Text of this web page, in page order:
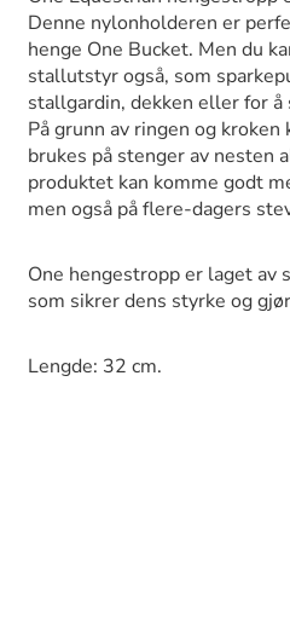
Denne nylonholderen er
henge One Bucket. Men du
stallutstyr også, som
stallgardin, dekken eller for
På grunn av ringen og kroken
brukes på stenger av nesten
produktet kan komme godt
men også på flere-dagers
One hengestropp er laget av
som sikrer dens styrke og
Lengde: 32 cm.